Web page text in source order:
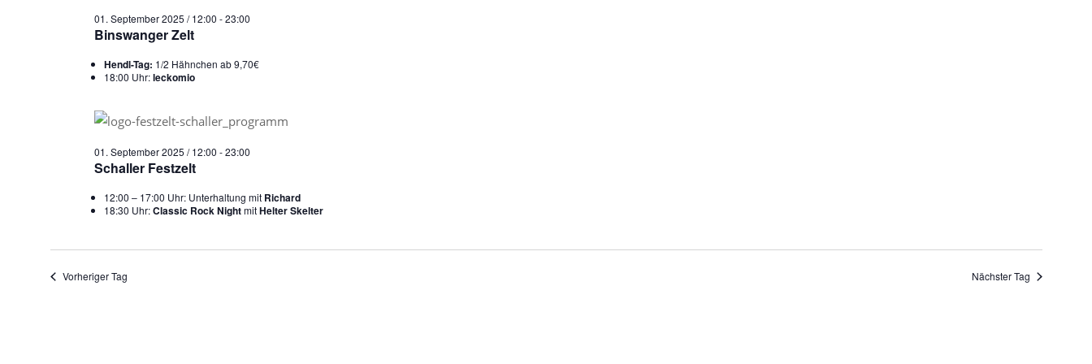
Binswanger Zelt
01. September 2025 / 12:00 -23:00
Hendl-Tag: 1/2 Hähnchen ab 9,70€
18:00 Uhr: leckomio
Schaller Festzelt
01. September 2025 / 12:00 -23:00
12:00 – 17:00 Uhr: Unterhaltung mit Richard
18:30 Uhr:Classic Rock NightmitHelter Skelter
Vorheriger Tag Nächster Tag